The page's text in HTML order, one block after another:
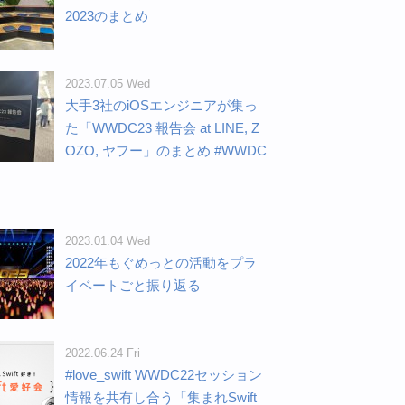
2023のまとめ
2023.07.05 Wed
大手3社のiOSエンジニアが集っ
た「WWDC23 報告会 at LINE, Z
OZO, ヤフー」のまとめ #WWDC
2023.01.04 Wed
2022年もぐめっとの活動をプラ
イベートごと振り返る
2022.06.24 Fri
#love_swift WWDC22セッション
情報を共有し合う「集まれSwift